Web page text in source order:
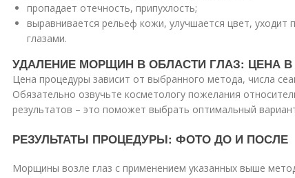
пропадает отечность, припухлость;
выравнивается рельеф кожи, улучшается цвет, уходит
глазами.
УДАЛЕНИЕ МОРЩИН В ОБЛАСТИ ГЛАЗ: ЦЕНА
Цена процедуры зависит от выбранного метода, числа
Обязательно озвучьте косметологу пожелания
результатов – это поможет выбрать оптимальный
РЕЗУЛЬТАТЫ ПРОЦЕДУРЫ: ФОТО ДО И ПОСЛЕ
Морщины возле глаз с применением указанных выше